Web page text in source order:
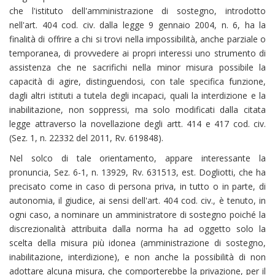
che l'istituto dell'amministrazione di sostegno, introdotto
nell'art. 404 cod. civ. dalla legge 9 gennaio 2004, n. 6, ha la
finalità di offrire a chi si trovi nella impossibilità, anche parziale o
temporanea, di provvedere ai propri interessi uno strumento di
assistenza che ne sacrifichi nella minor misura possibile la
capacità di agire, distinguendosi, con tale specifica funzione,
dagli altri istituti a tutela degli incapaci, quali la interdizione e la
inabilitazione, non soppressi, ma solo modificati dalla citata
legge attraverso la novellazione degli artt. 414 e 417 cod. civ.
(Sez. 1, n. 22332 del 2011, Rv. 619848).
Nel solco di tale orientamento, appare interessante la
pronuncia, Sez. 6-1, n. 13929, Rv. 631513, est. Dogliotti, che ha
precisato come in caso di persona priva, in tutto o in parte, di
autonomia, il giudice, ai sensi dell'art. 404 cod. civ., è tenuto, in
ogni caso, a nominare un amministratore di sostegno poiché la
discrezionalità attribuita dalla norma ha ad oggetto solo la
scelta della misura più idonea (amministrazione di sostegno,
inabilitazione, interdizione), e non anche la possibilità di non
adottare alcuna misura, che comporterebbe la privazione, per il